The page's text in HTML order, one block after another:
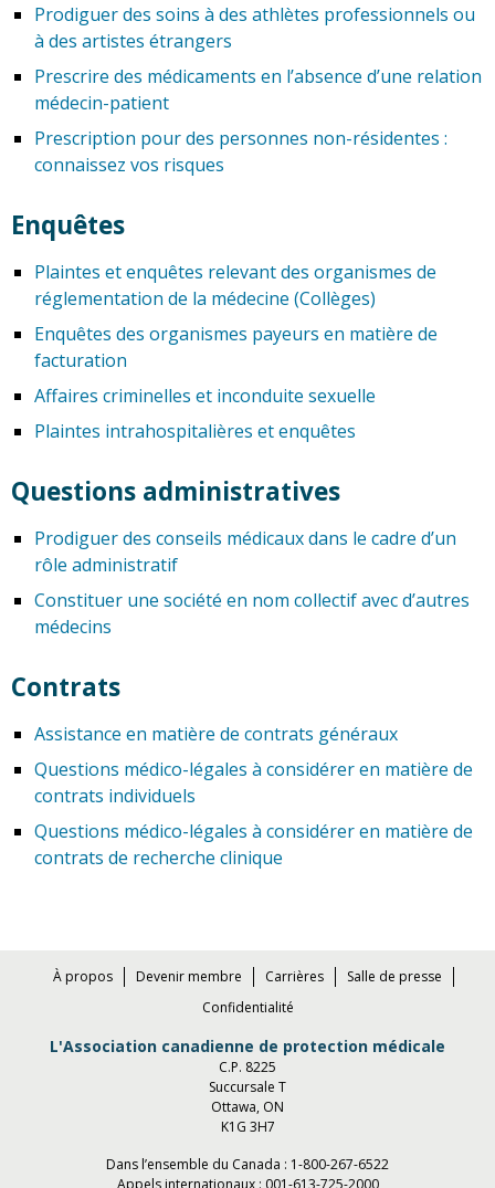
Prodiguer des soins à des athlètes professionnels ou
à des artistes étrangers
Prescrire des médicaments en l’absence d’une relation
médecin-patient
Prescription pour des personnes non-résidentes :
connaissez vos risques
Enquêtes
Plaintes et enquêtes relevant des organismes de
réglementation de la médecine (Collèges)
Enquêtes des organismes payeurs en matière de
facturation
Affaires criminelles et inconduite sexuelle
Plaintes intrahospitalières et enquêtes
Questions administratives
Prodiguer des conseils médicaux dans le cadre d’un
rôle administratif
Constituer une société en nom collectif avec d’autres
médecins
Contrats
Assistance en matière de contrats généraux
Questions médico-légales à considérer en matière de
contrats individuels
Questions médico-légales à considérer en matière de
contrats de recherche clinique
À propos Devenir membre Carrières
Salle de presse
Confidentialité
L'Association canadienne de protection médicale
C.P. 8225
Succursale T
Ottawa, ON
K1G 3H7
Dans l’ensemble du Canada : 1-800-267-6522
Appels internationaux : 001-613-725-2000